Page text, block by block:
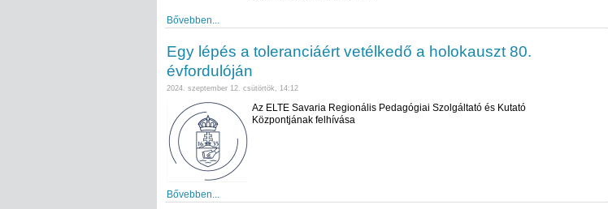
Bővebben...
Egy lépés a toleranciáért vetélkedő a holokauszt 80.
évfordulóján
2024. szeptember 12. csütörtök, 14:12
Az ELTE Savaria Regionális Pedagógiai Szolgáltató és Kutató
Központjának felhívása
Bővebben...